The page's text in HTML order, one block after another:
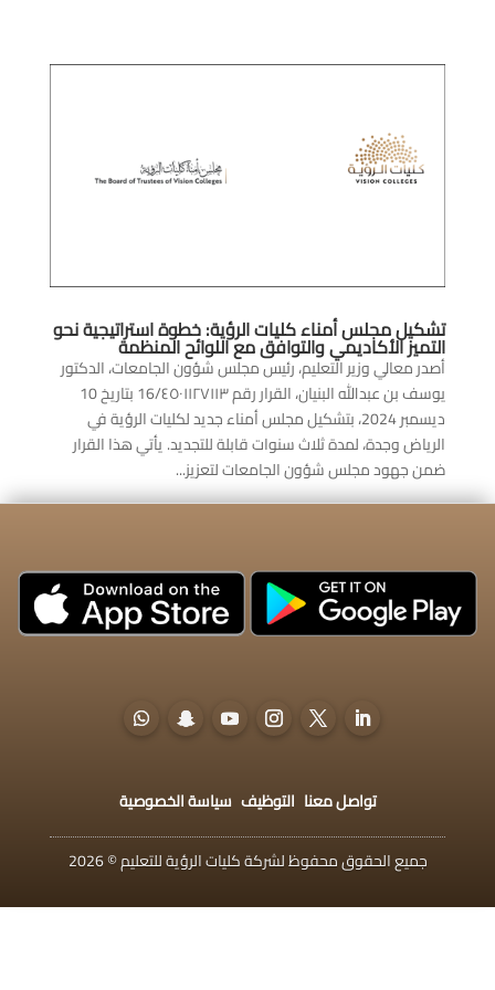
تشكيل مجلس أمناء كليات الرؤية: خطوة استراتيجية نحو
التميز الأكاديمي والتوافق مع اللوائح المنظمة
أصدر معالي وزير التعليم، رئيس مجلس شؤون الجامعات، الدكتور
يوسف بن عبدالله البنيان، القرار رقم 16/٤٥٠١١٢٧١١٣ بتاريخ 10
ديسمبر 2024، بتشكيل مجلس أمناء جديد لكليات الرؤية في
الرياض وجدة، لمدة ثلاث سنوات قابلة للتجديد. يأتي هذا القرار
ضمن جهود مجلس شؤون الجامعات لتعزيز...
تواصل معنا التوظيف سياسة الخصوصية
جميع الحقوق محفوظ لشركة كليات الرؤية للتعليم © 2026